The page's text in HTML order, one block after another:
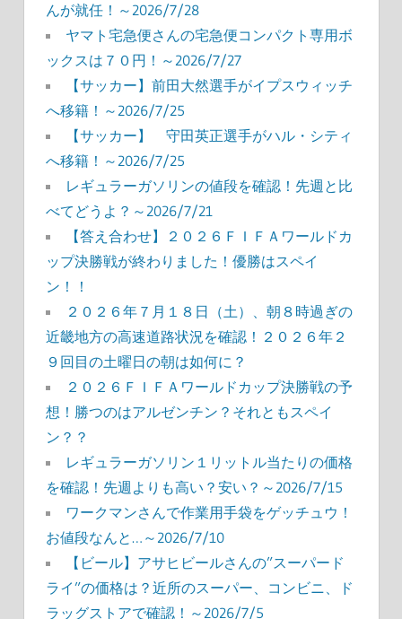
んが就任！～2026/7/28
ヤマト宅急便さんの宅急便コンパクト専用ボ
ックスは７０円！～2026/7/27
【サッカー】前田大然選手がイプスウィッチ
へ移籍！～2026/7/25
【サッカー】 守田英正選手がハル・シティ
へ移籍！～2026/7/25
レギュラーガソリンの値段を確認！先週と比
べてどうよ？～2026/7/21
【答え合わせ】２０２６ＦＩＦＡワールドカ
ップ決勝戦が終わりました！優勝はスペイ
ン！！
２０２６年７月１８日（土）、朝８時過ぎの
近畿地方の高速道路状況を確認！２０２６年２
９回目の土曜日の朝は如何に？
２０２６ＦＩＦＡワールドカップ決勝戦の予
想！勝つのはアルゼンチン？それともスペイ
ン？？
レギュラーガソリン１リットル当たりの価格
を確認！先週よりも高い？安い？～2026/7/15
ワークマンさんで作業用手袋をゲッチュウ！
お値段なんと…～2026/7/10
【ビール】アサヒビールさんの”スーパード
ライ”の価格は？近所のスーパー、コンビニ、ド
ラッグストアで確認！～2026/7/5